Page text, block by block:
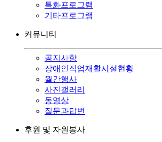
특화프로그램
기타프로그램
커뮤니티
공지사항
장애인직업재활시설현황
월간행사
사진갤러리
동영상
질문과답변
후원 및 자원봉사